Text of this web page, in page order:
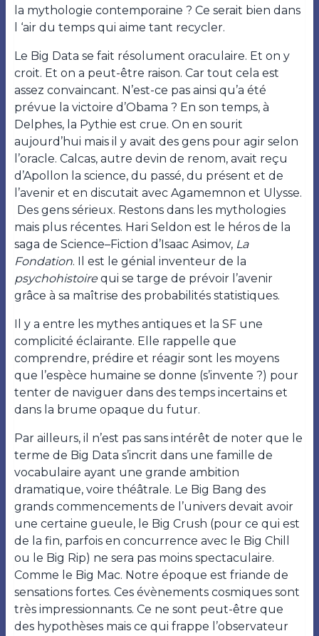
la mythologie contemporaine ? Ce serait bien dans
l ‘air du temps qui aime tant recycler.
Le Big Data se fait résolument oraculaire. Et on y
croit. Et on a peut-être raison. Car tout cela est
assez convaincant. N’est-ce pas ainsi qu’a été
prévue la victoire d’Obama ? En son temps, à
Delphes, la Pythie est crue. On en sourit
aujourd’hui mais il y avait des gens pour agir selon
l’oracle. Calcas, autre devin de renom, avait reçu
d’Apollon la science, du passé, du présent et de
l’avenir et en discutait avec Agamemnon et Ulysse.
Des gens sérieux. Restons dans les mythologies
mais plus récentes. Hari Seldon est le héros de la
saga de Science–Fiction d’Isaac Asimov, La
Fondation. Il est le génial inventeur de la
psychohistoirequi se targe de prévoir l’avenir
grâce à sa maîtrise des probabilités statistiques.
Il y a entre les mythes antiques et la SF une
complicité éclairante. Elle rappelle que
comprendre, prédire et réagir sont les moyens
que l’espèce humaine se donne (s’invente ?) pour
tenter de naviguer dans des temps incertains et
dans la brume opaque du futur.
Par ailleurs, il n’est pas sans intérêt de noter que le
terme de Big Data s’incrit dans une famille de
vocabulaire ayant une grande ambition
dramatique, voire théâtrale. Le Big Bang des
grands commencements de l’univers devait avoir
une certaine gueule, le Big Crush (pour ce qui est
de la fin, parfois en concurrence avec le Big Chill
ou le Big Rip) ne sera pas moins spectaculaire.
Comme le Big Mac. Notre époque est friande de
sensations fortes. Ces évènements cosmiques sont
très impressionnants. Ce ne sont peut-être que
des hypothèses mais ce qui frappe l’observateur